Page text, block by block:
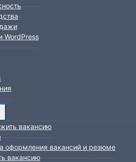
WordPress
вакансию
оформления вакансий и резюме
вакансию